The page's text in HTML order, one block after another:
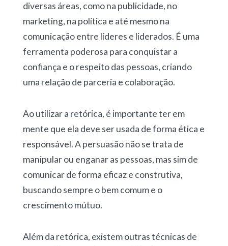
diversas áreas, como na publicidade, no
marketing, na política e até mesmo na
comunicação entre líderes e liderados. É uma
ferramenta poderosa para conquistar a
confiança e o respeito das pessoas, criando
uma relação de parceria e colaboração.
Ao utilizar a retórica, é importante ter em
mente que ela deve ser usada de forma ética e
responsável. A persuasão não se trata de
manipular ou enganar as pessoas, mas sim de
comunicar de forma eficaz e construtiva,
buscando sempre o bem comum e o
crescimento mútuo.
Além da retórica, existem outras técnicas de